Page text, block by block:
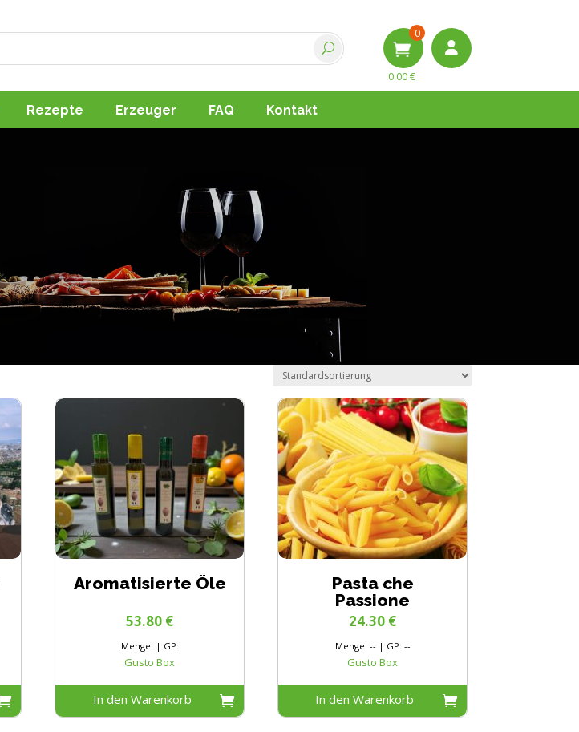
0.00€
0
Rezepte Erzeuger FAQ Kontakt
Aromatisierte Öle
Gusto Box
Menge: | GP:
53.80 €
In den Warenkorb
Pasta che
Passione
Gusto Box
Menge: -- | GP: --
24.30 €
In den Warenkorb